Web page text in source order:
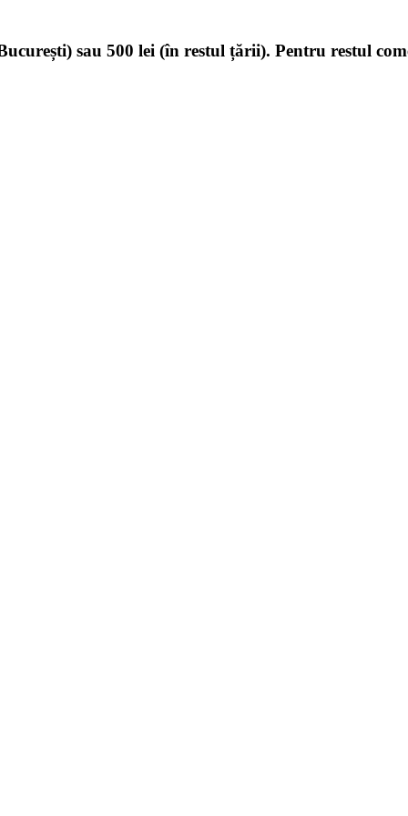
sau 500 lei (în restul țării). Pentru restul